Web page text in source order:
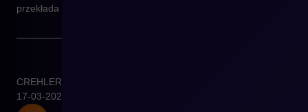
przekłada się na większą lojalność i wyższe konwersje.
CREHLER
17-03-2025